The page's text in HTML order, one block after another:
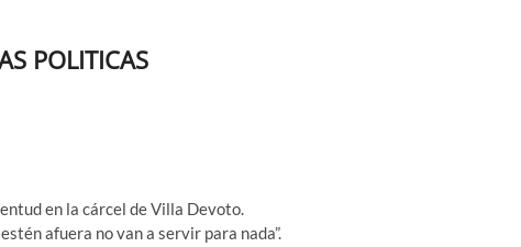
POLITICAS
en la cárcel de Villa Devoto.
afuera no van a servir para nada”.